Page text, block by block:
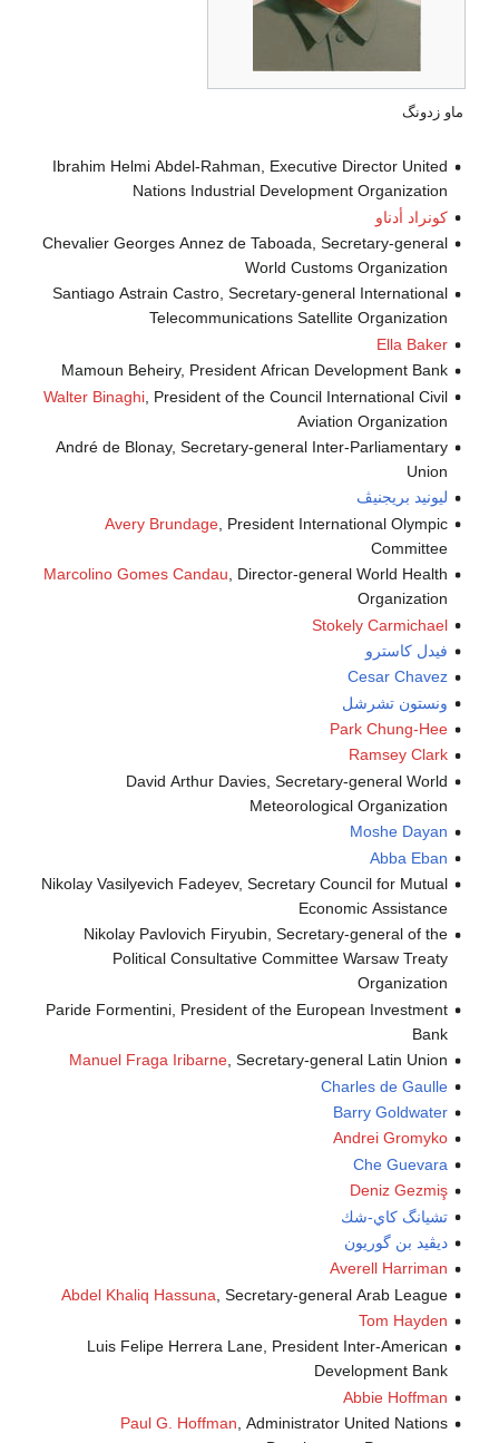
ماو زدونگ
Ibrahim Helmi Abdel-Rahman, Executive Director United
Nations Industrial Development Organization
كونراد أدناو
Chevalier Georges Annez de Taboada, Secretary-general
World Customs Organization
Santiago Astrain Castro, Secretary-general International
Telecommunications Satellite Organization
Ella Baker
Mamoun Beheiry, President African Development Bank
Walter Binaghi, President of the Council International Civil
Aviation Organization
André de Blonay, Secretary-general Inter-Parliamentary
Union
ليونيد بريجنيڤ
Avery Brundage, President International Olympic
Committee
Marcolino Gomes Candau , Director-general World Health
Organization
Stokely Carmichael
فيدل كاسترو
Cesar Chavez
ونستون تشرشل
Park Chung-Hee
Ramsey Clark
David Arthur Davies, Secretary-general World
Meteorological Organization
Moshe Dayan
Abba Eban
Nikolay Vasilyevich Fadeyev, Secretary Council for Mutual
Economic Assistance
Nikolay Pavlovich Firyubin, Secretary-general of the
Political Consultative Committee Warsaw Treaty
Organization
Paride Formentini, President of the European Investment
Bank
Manuel Fraga Iribarne, Secretary-general Latin Union
Charles de Gaulle
Barry Goldwater
Andrei Gromyko
Che Guevara
Deniz Gezmiş
تشيانگ كاي-شك
ديڤيد بن گوريون
Averell Harriman
Abdel Khaliq Hassuna , Secretary-general Arab League
Tom Hayden
Luis Felipe Herrera Lane, President Inter-American
Development Bank
Abbie Hoffman
Paul G. Hoffman, Administrator United Nations